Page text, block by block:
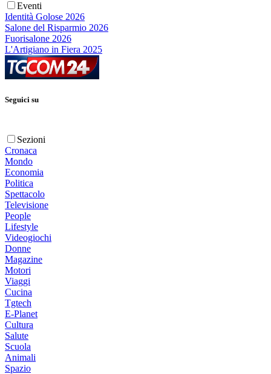
Eventi
Identità Golose 2026
Salone del Risparmio 2026
Fuorisalone 2026
L'Artigiano in Fiera 2025
Seguici su
Sezioni
Cronaca
Mondo
Economia
Politica
Spettacolo
Televisione
People
Lifestyle
Videogiochi
Donne
Magazine
Motori
Viaggi
Cucina
Tgtech
E-Planet
Cultura
Salute
Scuola
Animali
Spazio